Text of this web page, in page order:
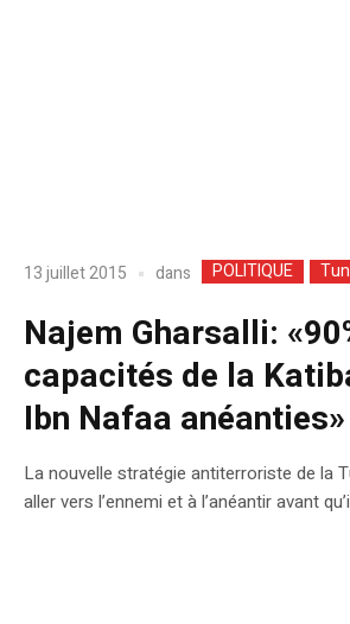
13 juillet 2015 dans POLITIQUE
Najem Gharsalli:
capacités de la
Ibn Nafaa anéanties»
La nouvelle stratégie antiterroriste de la
aller vers l’ennemi et à l’anéantir avant